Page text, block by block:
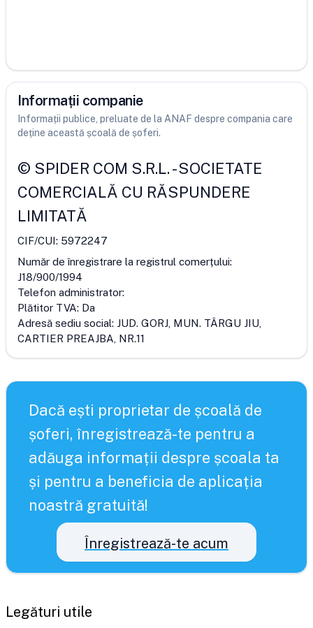
Informații companie
Informații publice, preluate de la ANAF despre compania care
deține această școală de șoferi.
© SPIDER COM S.R.L.-SOCIETATE
COMERCIALĂ CU RĂSPUNDERE
LIMITATĂ
CIF/CUI: 5972247
Număr de înregistrare la registrul comerțului:
J18/900/1994
Telefon administrator:
Plătitor TVA: Da
Adresă sediu social: JUD. GORJ, MUN. TÂRGU JIU,
CARTIER PREAJBA, NR.11
Dacă ești proprietar de școală de
șoferi, înregistrează-te pentru a
adăuga informații despre școala ta
și pentru a beneficia de aplicația
noastră gratuită!
Înregistrează-te acum
Legături utile